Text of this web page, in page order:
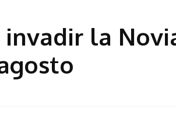
invadir la